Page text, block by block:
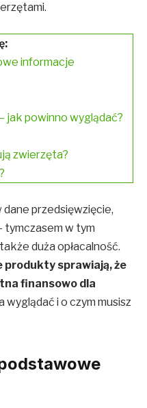
informacje
jak powinno wyglądać?
zwierzęta?
przedsięwzięcie,
tymczasem w tym
duża opłacalność.
produkty sprawiają, że
finansowo dla
wyglądać i o czym musisz